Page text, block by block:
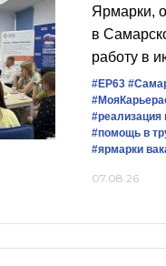
Ярмарки,
в
работу в
#ЕР63
#реализация
#помощь в
#ярмарки
07.08.26